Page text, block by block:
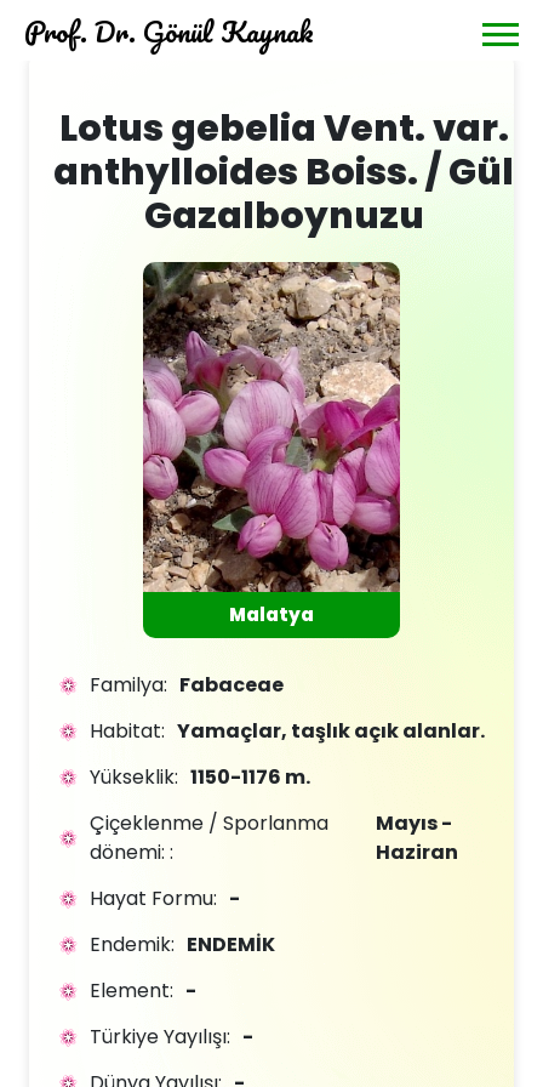
Prof. Dr. Gönül Kaynak
Lotus gebelia Vent. var.
anthylloides Boiss. / Gül
Gazalboynuzu
Malatya
Familya: Fabaceae
Habitat: Yamaçlar, taşlık açık alanlar.
Yükseklik: 1150-1176 m.
Çiçeklenme / Sporlanma
dönemi: :
Mayıs -
Haziran
Hayat Formu: -
Endemik: ENDEMİK
Element: -
Türkiye Yayılışı: -